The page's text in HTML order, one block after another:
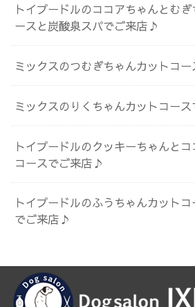
トイプードルのココアちゃんとむ
ースと炭酸泉スパでご来店♪
ミックスのつむぎちゃんカットコ
ミックスのりくちゃんカットコー
トイプードルのクッキーちゃんと
コースでご来店♪
トイプードルのふうちゃんカット
でご来店♪